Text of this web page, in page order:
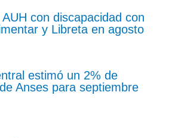
con discapacidad con
y Libreta en agosto
estimó un 2% de
Anses para septiembre